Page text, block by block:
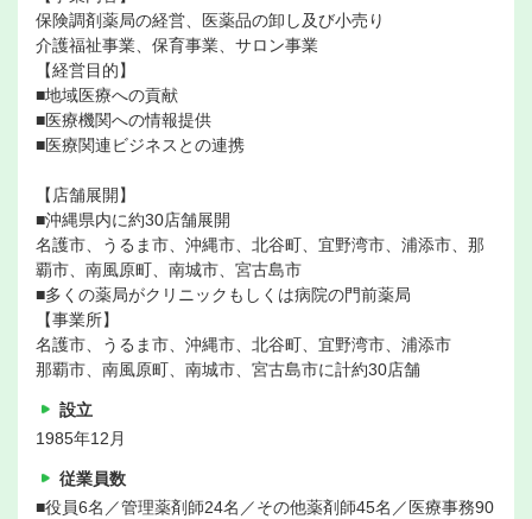
保険調剤薬局の経営、医薬品の卸し及び小売り
介護福祉事業、保育事業、サロン事業
【経営目的】
■地域医療への貢献
■医療機関への情報提供
■医療関連ビジネスとの連携
【店舗展開】
■沖縄県内に約30店舗展開
名護市、うるま市、沖縄市、北谷町、宜野湾市、浦添市、那
覇市、南風原町、南城市、宮古島市
■多くの薬局がクリニックもしくは病院の門前薬局
【事業所】
名護市、うるま市、沖縄市、北谷町、宜野湾市、浦添市
那覇市、南風原町、南城市、宮古島市に計約30店舗
設立
1985年12月
従業員数
■役員6名／管理薬剤師24名／その他薬剤師45名／医療事務90